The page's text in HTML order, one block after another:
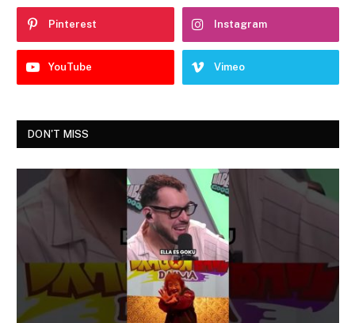
Pinterest Instagram
YouTube Vimeo
DON'T MISS